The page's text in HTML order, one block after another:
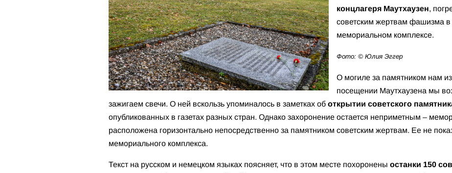
концлагеря Маутхаузен,
советским жертвам фашизма
мемориальном комплексе.
Фото: © Юлия Эггер
О могиле за памятником нам
посещении Маутхаузена мы
зажигаем свечи. О ней вскользь упоминалось в заметках об открытии советского
опубликованных в газетах разных стран. Однако захоронение остается неприметным –
расположена горизонтально непосредственно за памятником советским жертвам. Ее не
мемориального комплекса.
Текст на русском и немецком языках поясняет, что в этом месте похоронены останки 150